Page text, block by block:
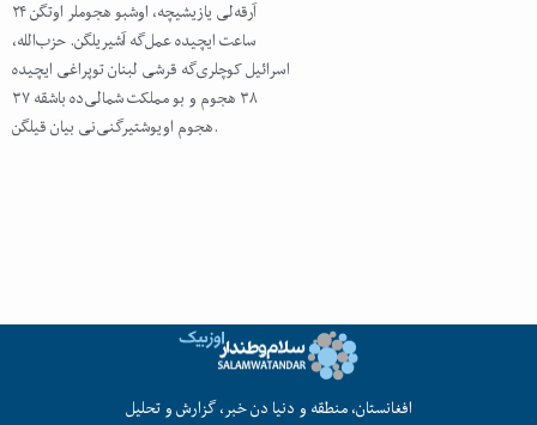
آرقه‌لی یازیشیچه، اوشبو هجوملر اوتگن ۲۴
ساعت‌ ایچیده عمل‌گه آشیریلگن. حزب‌الله،
اسرائیل کوچلری‌گه قرشی لبنان توپراغی ایچیده
۳۸ هجوم و بو مملکت شمالی‌ده باشقه ۳۷
هجوم اویوشتیرگنی‌نی بیان قیلگن.
افغانستان، منطقه و دنیا دن خبر، گزارش و تحلیل